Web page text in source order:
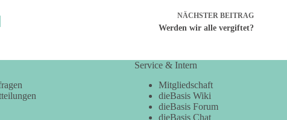
NÄCHSTER BEITRAG
Werden wir alle vergiftet?
Service & Intern
Mitgliedschaft
dieBasis Wiki
dieBasis Forum
dieBasis Chat